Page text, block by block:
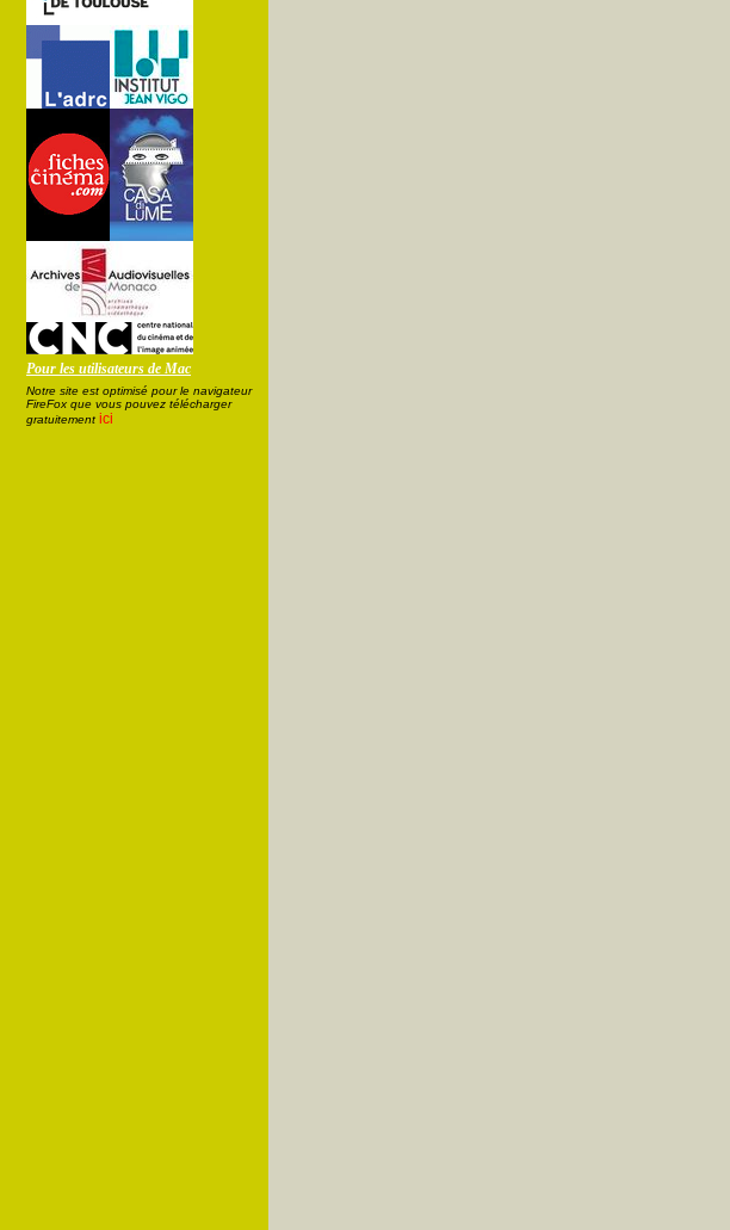
Pour les utilisateurs de Mac
Notre site est optimisé pour le navigateur
FireFox que vous pouvez télécharger
gratuitement ici